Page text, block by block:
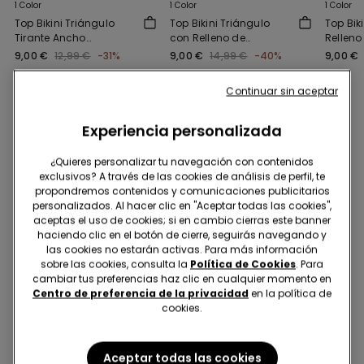
1 Color
Top Bikini Triángulo
Tirante Ancho
Microfibra Reciclada
9,00 € 12,99 € -31%
1 Color
Top Bikini Triángulo
con Relleno de
Microfibra Reciclada
9,00 € 14,99 € -40%
1 Color
Top
9,00 €
Te podría gustar también
Microfibra reciclada
Microfibra reciclada
Experiencia personalizada
¿Quieres personalizar tu navegación con contenidos
exclusivos? A través de las cookies de análisis de perfil, te
propondremos contenidos y comunicaciones publicitarios
personalizados. Al hacer clic en "Aceptar todas las cookies",
aceptas el uso de cookies; si en cambio cierras este banner
haciendo clic en el botón de cierre, seguirás navegando y
las cookies no estarán activas. Para más información
sobre las cookies, consulta la Política de Cookies. Para
cambiar tus preferencias haz clic en cualquier momento en
Centro de preferencia de la privacidad en la política de
cookies.
Aceptar todas las cookies
Continuar sin aceptar